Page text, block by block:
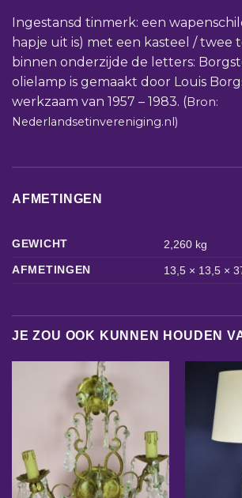
Ingestansd tinmerk: een
hapje uit is) met een kasteel / twee
binnen onderzijde de letters:
olielamp is gemaakt door Louis
werkzaam van 1957 – 1983. (Bron:
Nederlandsetinvereniging.nl)
AFMETINGEN
GEWICHT
2,260 kg
AFMETINGEN
13,5 × 13,5 ×
JE ZOU OOK KUNNEN HOUDEN